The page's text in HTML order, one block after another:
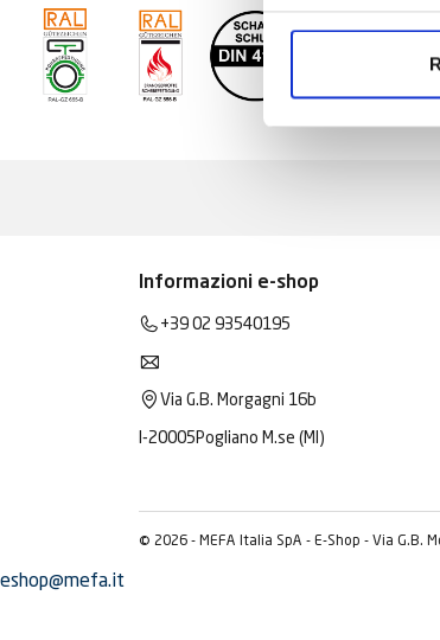
Informazioni e-shop
+39 02 93540195
Via G.B. Morgagni 16b
I-20005Pogliano M.se (MI)
© 2026 - MEFA Italia SpA - E-Shop - Via G.B.
eshop@mefa.it